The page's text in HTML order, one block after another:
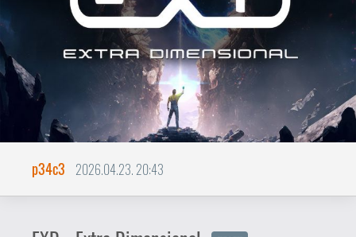
EXD - Extra Dimensional TESZT
Gyakran eljátszom a gondolattal,
milyen VR-játékot készítenék, ha
meglenne hozzá a tudásom és a
képességeim...